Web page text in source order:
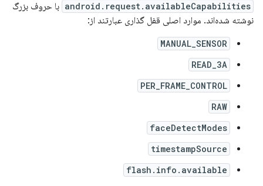
android.request.availableCapabilities با حروف بزرگ
نوشته شده‌اند. موارد اصلی قفل گذاری عبارتند از:
MANUAL_SENSOR
READ_3A
PER_FRAME_CONTROL
RAW
faceDetectModes
timestampSource
flash.info.available